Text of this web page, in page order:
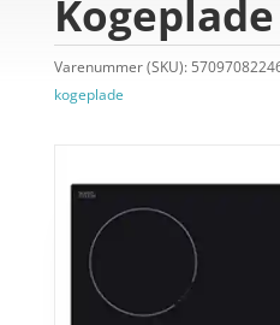
Varenummer (SKU):
kogeplade